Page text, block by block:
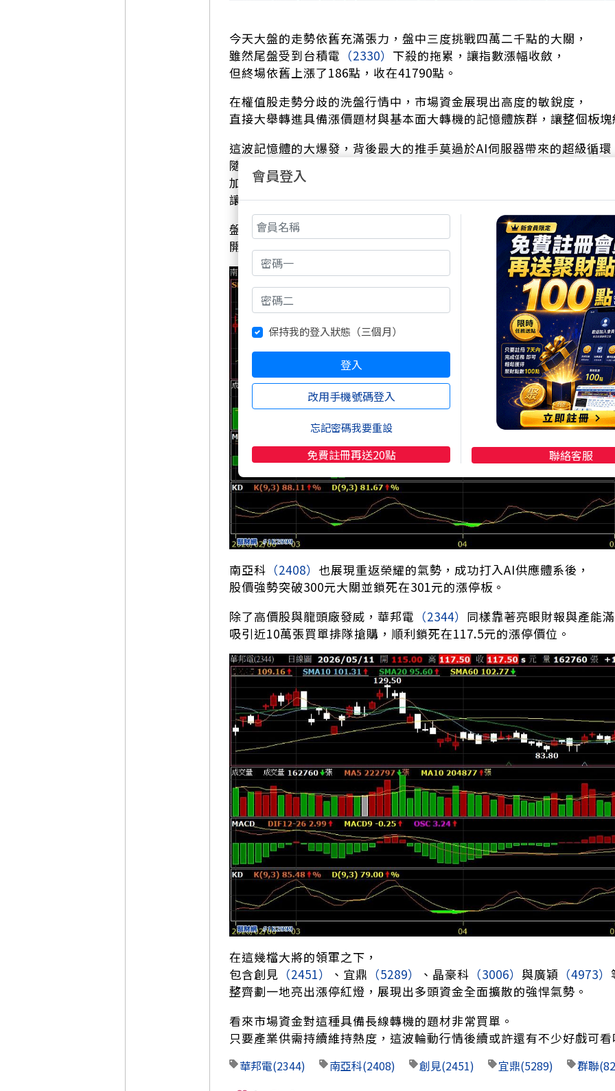
今天大盤的走勢依舊充滿張力，盤中三度挑戰四萬二千點的大關，
雖然尾盤受到台積電 （2330） 下殺的拖累，讓指數漲幅收斂，
但終場依舊上漲了186點，收在41790點。
在權值股走勢分歧的洗盤行情中，市場資金展現出高度的敏銳度，
直接大舉轉進具備漲價題材與基本面大轉機的記憶體族群，讓整個板
這波記憶體的大爆發，背後最大的推手莫過於AI伺服器帶來的超級循環
隨著高容量記憶體需求急遽增加，
加上國際巨頭美光狂飆以及三星潛在的罷工議題發酵，
讓供給吃緊的預期心理全面點燃。
盤面上最吸睛的指標股群聯
挾著獲利創高的底氣，
開盤就一字鎖死在2670元的歷史新天價；
南亞科 （2408） 也展現重返榮耀的氣勢，成功打入AI供應體系後，
股價強勢突破300元大關並鎖死在301元的漲停板。
除了高價股與龍頭廠發威，華邦電 （2344） 同樣靠著亮眼財報與產能
吸引近10萬張買單排隊搶購，順利鎖死在117.5元的漲停價位。
在這幾檔大將的領軍之下，
包含創見 （2451） 、宜鼎 （5289） 、晶豪科 （3006） 與廣穎 （4973）
整齊劃一地亮出漲停紅燈，展現出多頭資金全面擴散的強悍氣勢。
看來市場資金對這種具備長線轉機的題材非常買單。
只要產業供需持續維持熱度，這波輪動行情後續或許還有不少好戲可
華邦電(2344) 南亞科(2408) 創見(2451) 宜鼎(5289) 群聯
會員登入
保持我的登入狀態（三個月）
登入
改用手機號碼登入
忘記密碼我要重設
免費註冊再送20點 聯絡客服